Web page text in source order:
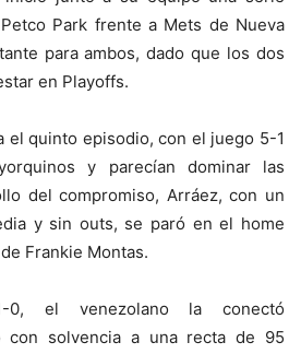
Park frente a Mets de Nueva
para ambos, dado que los dos
en Playoffs.
el quinto episodio, con el juego 5-1
y parecían dominar las
del compromiso, Arráez, con un
y sin outs, se paró en el home
Frankie Montas.
el venezolano la conectó
con solvencia a una recta de 95